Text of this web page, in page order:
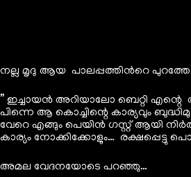
നല്ല മൃദു ആയ പാലപ്പത്തിൻറെ
” ഇച്ചായൻ അറിയാലോ ബെറ്റി
പിന്നെ ആ കൊച്ചിന്റെ കാര്യവും
വേറെ എങ്ങും പെയിൻ ഗസ്റ്റ്‌ ആയി
കാര്യം നോക്കിക്കോളും… രക്ഷപ്പെട്ടു
അമല വേദനയോടെ പറഞ്ഞു…